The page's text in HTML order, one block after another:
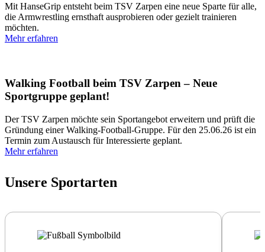
Mit HanseGrip entsteht beim TSV Zarpen eine neue Sparte für alle,
die Armwrestling ernsthaft ausprobieren oder gezielt trainieren
möchten.
Mehr erfahren
Walking Football beim TSV Zarpen – Neue
Sportgruppe geplant!
Der TSV Zarpen möchte sein Sportangebot erweitern und prüft die
Gründung einer Walking-Football-Gruppe. Für den 25.06.26 ist ein
Termin zum Austausch für Interessierte geplant.
Mehr erfahren
Unsere Sportarten